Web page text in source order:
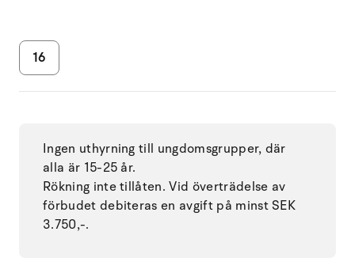
16
Ingen uthyrning till ungdomsgrupper, där
alla är 15-25 år.
Rökning inte tillåten. Vid överträdelse av
förbudet debiteras en avgift på minst SEK
3.750,-.